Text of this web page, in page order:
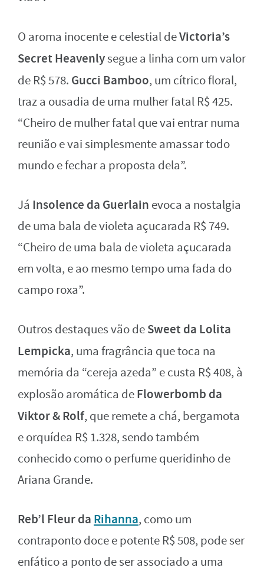
O aroma inocente e celestial deVictoria’s
Secret Heavenlysegue a linha com um valor
de R$ 578. Gucci Bamboo, um cítrico floral,
traz a ousadia de uma mulher fatal R$ 425.
“Cheiro de mulher fatal que vai entrar numa
reunião e vai simplesmente amassar todo
mundo e fechar a proposta dela”.
Já Insolence da Guerlain evoca a nostalgia
de uma bala de violeta açucarada R$ 749.
“Cheiro de uma bala de violeta açucarada
em volta, e ao mesmo tempo uma fada do
campo roxa”.
Outros destaques vão deSweet da Lolita
Lempicka, uma fragrância que toca na
memória da “cereja azeda” e custa R$ 408, à
explosão aromática deFlowerbomb da
Viktor & Rolf, que remete a chá, bergamota
e orquídea R$ 1.328, sendo também
conhecido como o perfume queridinho de
Ariana Grande.
Reb’l Fleur da Rihanna, como um
contraponto doce e potente R$ 508, pode ser
enfático a ponto de ser associado a uma